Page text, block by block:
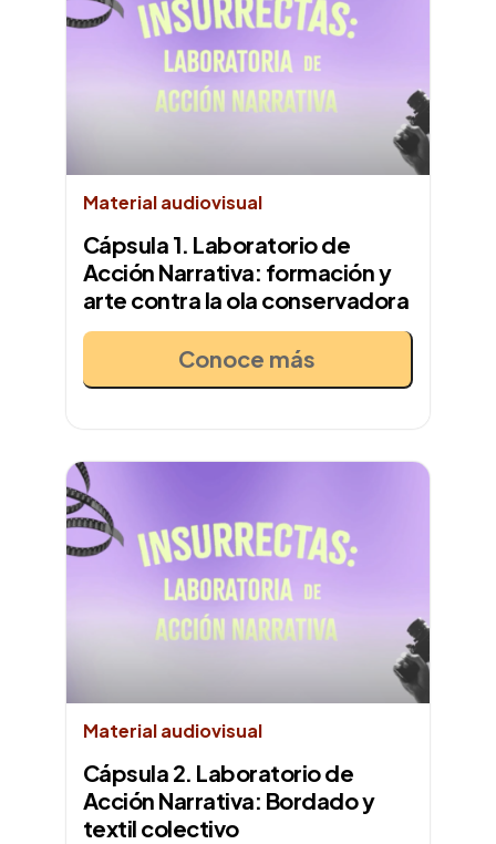
Cápsula 1. Laboratorio de
Acción Narrativa: formación y
arte contra la ola conservadora
Material audiovisual
Conoce más
Cápsula 2. Laboratorio de
Acción Narrativa: Bordado y
textil colectivo
Material audiovisual